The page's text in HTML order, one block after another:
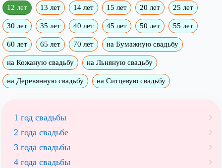
12 лет 13 лет 14 лет 15 лет 20 лет 25 лет
30 лет 35 лет 40 лет 45 лет 50 лет 55 лет
60 лет 65 лет 70 лет на Бумажную свадьбу
на Кожаную свадьбу на Льняную свадьбу
на Деревянную свадьбу на Ситцевую свадьбу
1 год свадьбы
2 года свадьбе
3 года свадьбы
4 года свадьбы